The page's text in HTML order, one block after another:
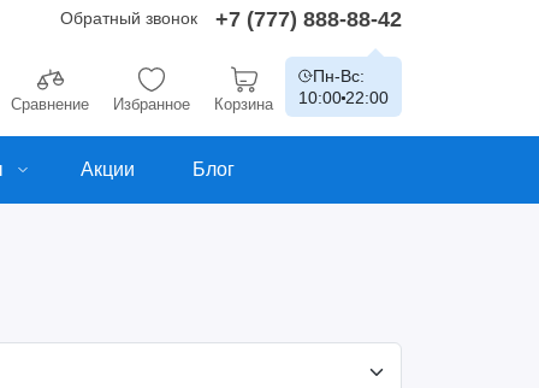
Обратный звонок +7 (777) 888-88-42
Сравнение Избранное Корзина
Пн-Вс:
10:00 22:00
Акции Блог